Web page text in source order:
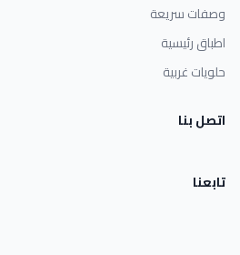
وصفات سريعة
اطباق رئيسية
حلويات غربية
اتصل بنا
تابعنا